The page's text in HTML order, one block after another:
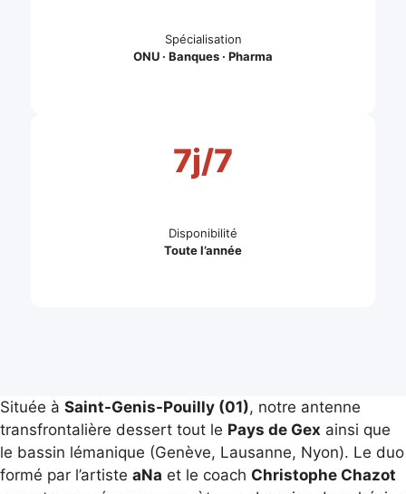
Spécialisation
ONU · Banques · Pharma
7j/7
Disponibilité
Toute l’année
Située à Saint-Genis-Pouilly (01), notre antenne
transfrontalière dessert tout le Pays de Gex ainsi que
le bassin lémanique (Genève, Lausanne, Nyon). Le duo
formé par l’artiste aNa et le coach Christophe Chazot